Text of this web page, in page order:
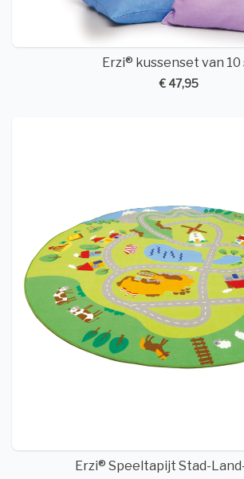
Erzi® kussenset van 10
€ 47,95
Erzi® Speeltapijt Stad-